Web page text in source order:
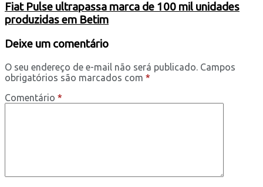
Fiat Pulse ultrapassa marca de 100 mil unidades
produzidas em Betim
Deixe um comentário
O seu endereço de e-mail não será publicado. Campos
obrigatórios são marcados com *
Comentário *